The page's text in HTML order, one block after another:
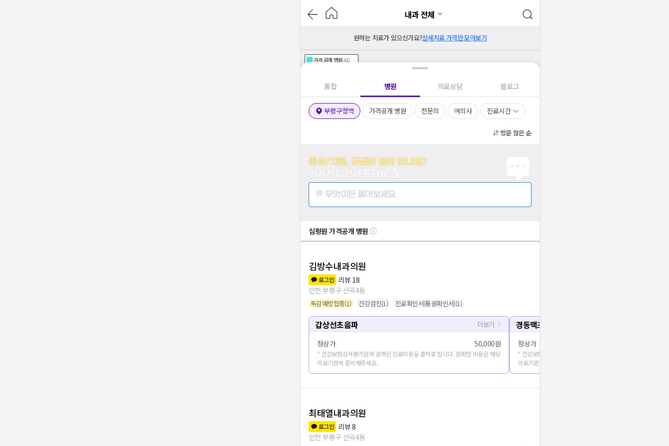
내과 전체
원하는 치료가 있으신가요?상세치료 가격만 모아보기
가격공개 병원AD
통합 병원 의료상담 블로그
부평구청역 가격공개 병원 전문의 여의사 진료시간
방문 많은 순
증상/치료, 궁금한 점이 있나요?
의사가 답변해 드려요!
💬 무엇이든 물어보세요
심평원 가격공개 병원
김방수내과의원
로그인 리뷰 18
인천 부평구 산곡4동
독감예방접종(1) 건강검진(1) 진료확인서(통원확인서)(1)
갑상선초음파 더보기
정상가 50,000원
* 건강보험심사평가원에 공개된 진료비용을 출처로 합니다. 정확한 비용은 해당
의료기관에 문의해주세요.
경동맥초음파
정상가
* 건강보험심사평가원에 공개된 진료비용을 출처로 합니다. 정확
의료기관에 문의해주세요.
최태열내과의원
로그인 리뷰8
인천 부평구 산곡4동